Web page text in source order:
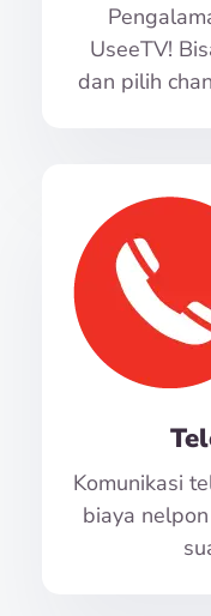
UseeTV!
dan pilih
Komunikasi
biaya